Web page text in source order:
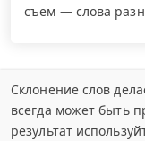
съем — слова
Склонение слов
всегда может быть
результат